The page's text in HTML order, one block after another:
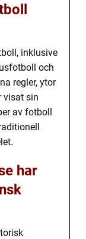
inklusive
och
regler, ytor
visat sin
av fotboll
har